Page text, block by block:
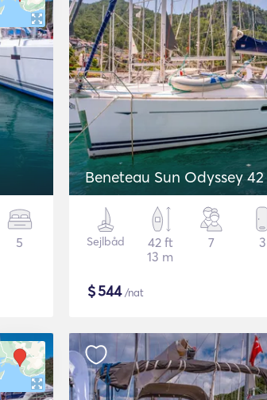
5
Beneteau Sun Odyssey 42
Sejlbåd
42 ft
13 m
7 3
$544/nat